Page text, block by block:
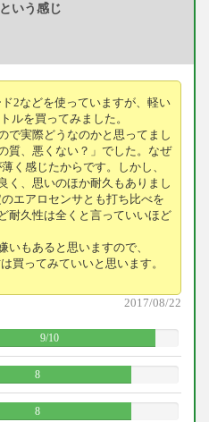
いう感じ
2などを使っていますが、軽い
ルを買ってみました。
で実際どうなのかと思ってまし
質、悪くない？」でした。なぜ
く感じたからです。しかし、
く、思いのほか耐久もありまし
エアロセンサとも打ち比べを
耐久性は全くと言っていいほど
いもあると思いますので、
買ってみていいと思います。
2017/08/22
9/10
8
8